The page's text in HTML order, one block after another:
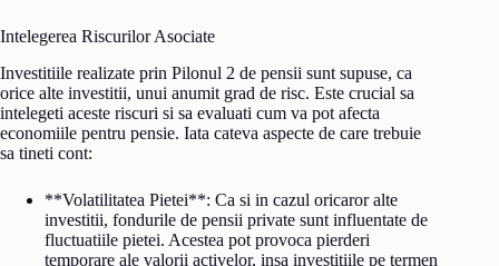
Intelegerea Riscurilor Asociate
Investitiile realizate prin Pilonul 2 de pensii sunt supuse, ca
orice alte investitii, unui anumit grad de risc. Este crucial sa
intelegeti aceste riscuri si sa evaluati cum va pot afecta
economiile pentru pensie. Iata cateva aspecte de care trebuie
sa tineti cont:
**Volatilitatea Pietei**: Ca si in cazul oricaror alte
investitii, fondurile de pensii private sunt influentate de
fluctuatiile pietei. Acestea pot provoca pierderi
temporare ale valorii activelor, insa investitiile pe termen